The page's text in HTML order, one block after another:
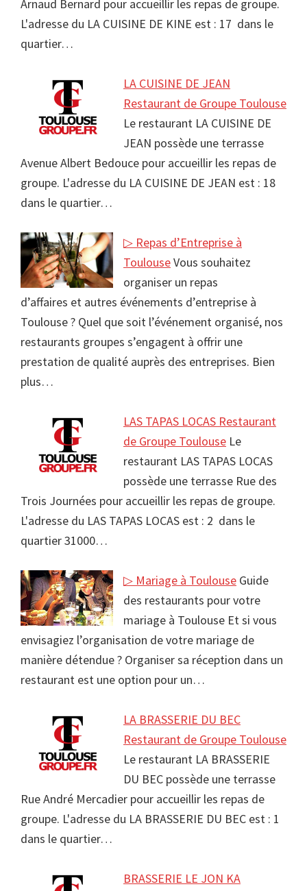
Arnaud Bernard pour accueillir les repas de groupe.
L'adresse du LA CUISINE DE KINE est : 17 dans le
quartier…
LA CUISINE DE JEAN
Restaurant de Groupe Toulouse
Le restaurant LA CUISINE DE
JEAN possède une terrasse
Avenue Albert Bedouce pour accueillir les repas de
groupe. L'adresse du LA CUISINE DE JEAN est : 18
dans le quartier…
▷ Repas d’Entreprise à
ToulouseVous souhaitez
organiser un repas
d’affaires et autres événements d’entreprise à
Toulouse ? Quel que soit l’événement organisé, nos
restaurants groupes s’engagent à offrir une
prestation de qualité auprès des entreprises. Bien
plus…
LAS TAPAS LOCAS Restaurant
de Groupe Toulouse Le
restaurant LAS TAPAS LOCAS
possède une terrasse Rue des
Trois Journées pour accueillir les repas de groupe.
L'adresse du LAS TAPAS LOCAS est : 2 dans le
quartier 31000…
▷ Mariage à Toulouse Guide
des restaurants pour votre
mariage à Toulouse Et si vous
envisagiez l’organisation de votre mariage de
manière détendue ? Organiser sa réception dans un
restaurant est une option pour un…
LA BRASSERIE DU BEC
Restaurant de Groupe Toulouse
Le restaurant LA BRASSERIE
DU BEC possède une terrasse
Rue André Mercadier pour accueillir les repas de
groupe. L'adresse du LA BRASSERIE DU BEC est : 1
dans le quartier…
BRASSERIE LE JON KA